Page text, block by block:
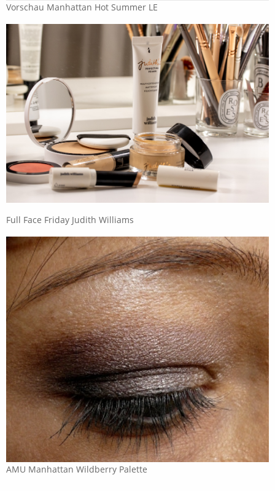
Vorschau Manhattan Hot Summer LE
Full Face Friday Judith Williams
AMU Manhattan Wildberry Palette